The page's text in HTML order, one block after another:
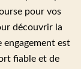
pour vos
découvrir la
engagement est
fiable et de